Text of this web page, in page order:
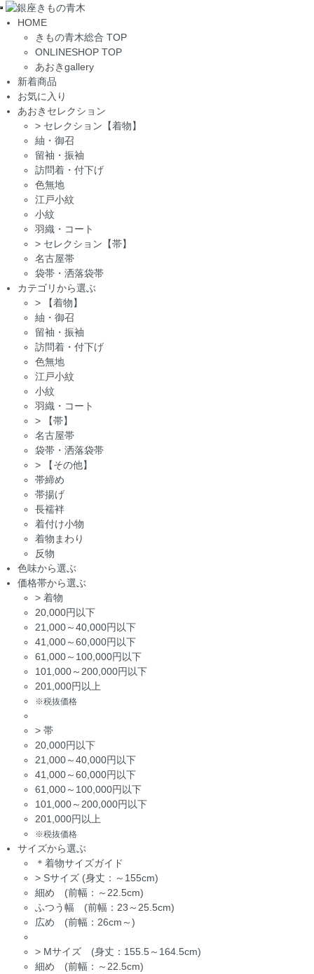
Toggle
navigation
HOME
きもの青木総合 TOP
ONLINESHOP TOP
あおきgallery
新着商品
お気に入り
あおきセレクション
> セレクション【着物】
紬・御召
留袖・振袖
訪問着・付下げ
色無地
江戸小紋
小紋
羽織・コート
> セレクション【帯】
名古屋帯
袋帯・洒落袋帯
カテゴリから選ぶ
>
【着物】
紬・御召
留袖・振袖
訪問着・付下げ
色無地
江戸小紋
小紋
羽織・コート
>
【帯】
名古屋帯
袋帯・洒落袋帯
>
【その他】
帯締め
帯揚げ
長襦袢
着付け小物
着物まわり
反物
色味から選ぶ
価格帯から選ぶ
> 着物
20,000円以下
21,000～40,000円以下
41,000～60,000円以下
61,000～100,000円以下
101,000～200,000円以下
201,000円以上
※税抜価格
> 帯
20,000円以下
21,000～40,000円以下
41,000～60,000円以下
61,000～100,000円以下
101,000～200,000円以下
201,000円以上
※税抜価格
サイズから選ぶ
＊着物サイズガイド
> Sサイズ (身丈：～155cm)
細め (前幅：～22.5cm)
ふつう幅 (前幅：23～25.5cm)
広め (前幅：26cm～)
> Mサイズ (身丈：155.5～164.5cm)
細め (前幅：～22.5cm)